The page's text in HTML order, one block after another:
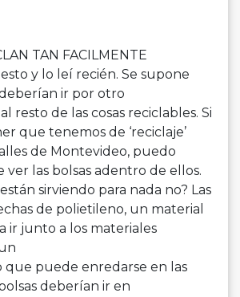
TAN FACILMENTE
y lo leí recién. Se supone
ir por otro
resto de las cosas reciclables. Si
que tenemos de ‘reciclaje’
de Montevideo, puedo
las bolsas adentro de ellos.
sirviendo para nada no? Las
de polietileno, un material
ir junto a los materiales
que puede enredarse en las
deberían ir en